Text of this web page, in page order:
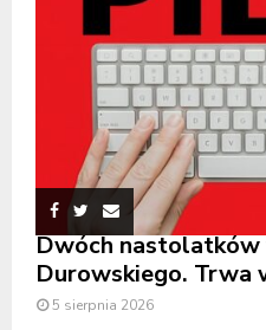
Dwóch nastolatków
Durowskiego. Trwa
5 sierpnia 2026